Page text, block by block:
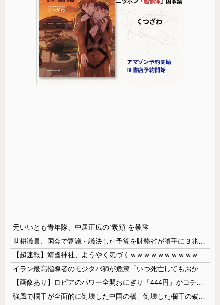
元いいとも青年隊、中居正広の”素顔”を暴露
【超速報】靖國神社、ようやく気づくｗｗｗｗｗｗｗｗｗｗ